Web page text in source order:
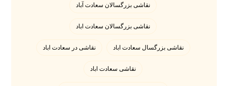
نقاشی بزرگسالان سعادت آباد
نقاشی بزرگسالان سعادت اباد
نقاشی بزرگسال سعادت اباد نقاشی در سعادت اباد
نقاشی سعادت اباد